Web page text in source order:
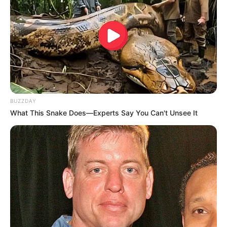
O roteiro é de Kim A Yeong, autora de “A Vida Secreta da Minha
Secretária”, e adapta a webnovel de mesmo nome.
A trama acompanha Yoon Bom, interpretada por Lee Joo Bin
(“Rainha das Lágrimas”), uma professora emocionalmente fechada
que decide deixar Seul e recomeçar a vida em uma cidade rural
chamada Sinsu após um evento traumático.
-ad3
Encontro que muda destinos
Na nova cidade, Yoon Bom conhece Seon Jae Gyu, vivido por Ahn
BUZZDAY
What This Snake Does—Experts Say You Can't Unsee It